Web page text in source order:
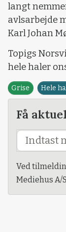
langt
avlsarbejde
Karl Johan
Topigs
hele haler
Grise Hele
Få
Ved
Mediehus